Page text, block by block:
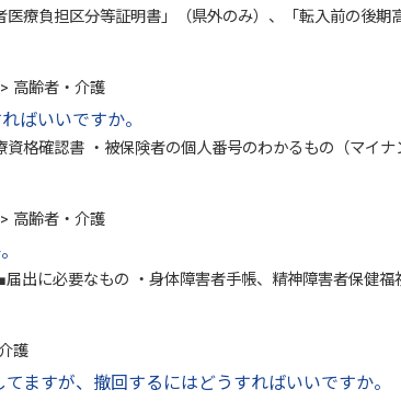
療負担区分等証明書」（県外のみ）、「転入前の後期
高齢者・介護
ばいいですか。
格確認書 ・被保険者の個人番号のわかるもの（マイナ
高齢者・介護
出に必要なもの ・身体障害者手帳、精神障害者保健福
護
ますが、撤回するにはどうすればいいですか。